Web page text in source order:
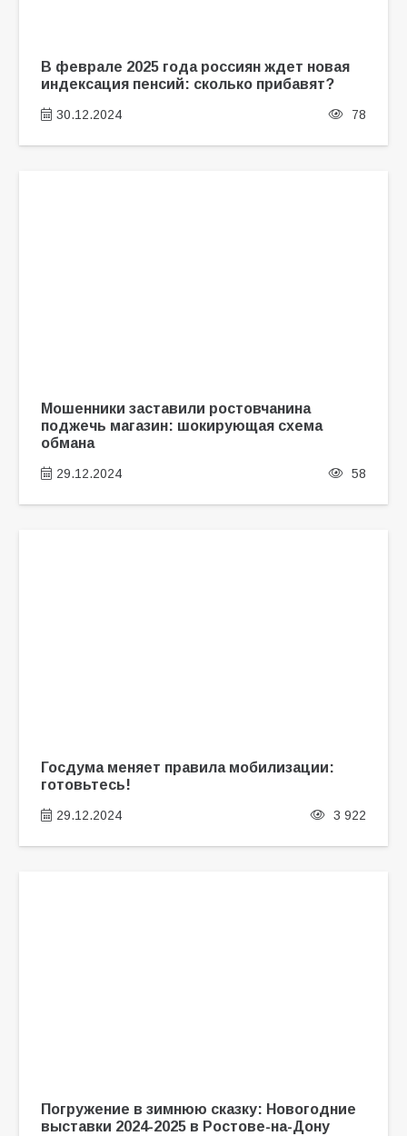
В феврале 2025 года россиян ждет новая
индексация пенсий: сколько прибавят?
30.12.2024 78
Мошенники заставили ростовчанина
поджечь магазин: шокирующая схема
обмана
29.12.2024 58
Госдума меняет правила мобилизации:
готовьтесь!
29.12.2024 3 922
Погружение в зимнюю сказку: Новогодние
выставки 2024-2025 в Ростове-на-Дону